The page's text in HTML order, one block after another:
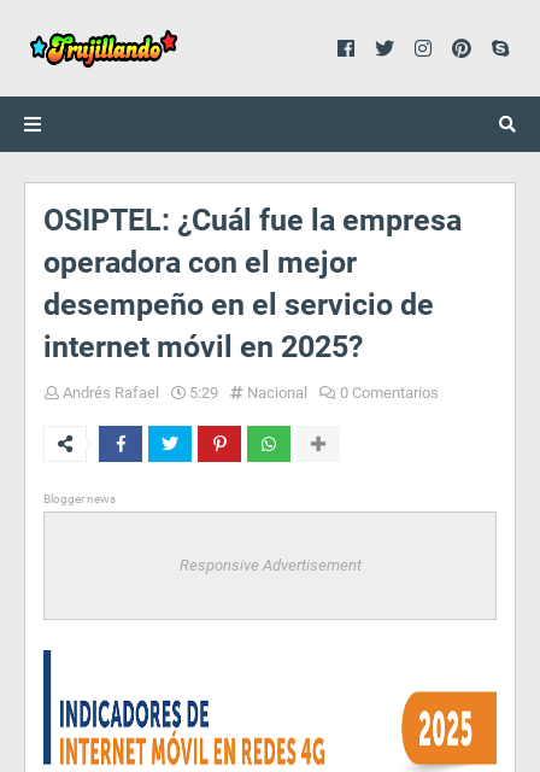
OSIPTEL: ¿Cuál fue la empresa
operadora con el mejor
desempeño en el servicio de
internet móvil en 2025?
Andrés Rafael 5:29 Nacional 0 Comentarios
Blogger news
Responsive Advertisement